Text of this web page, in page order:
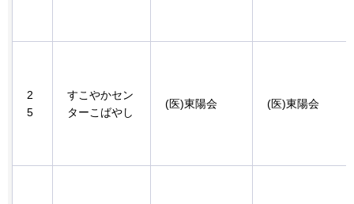
2
5
すこやかセン
ターこばやし
(医)東陽会 (医)東陽会